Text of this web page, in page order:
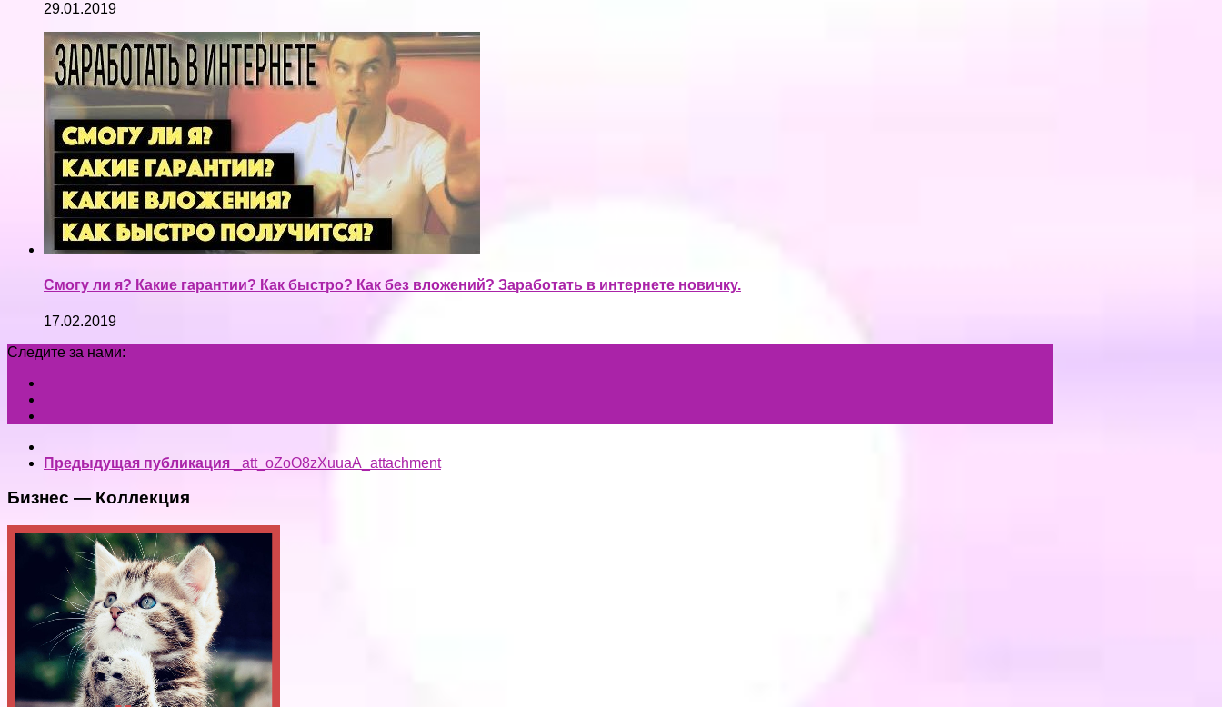
29.01.2019
Смогу ли я? Какие гарантии? Как быстро? Как без вложений? Заработать в интернете новичку.
17.02.2019
Следите за нами:
Предыдущая публикация _att_oZoO8zXuuaA_attachment
Бизнес — Коллекция